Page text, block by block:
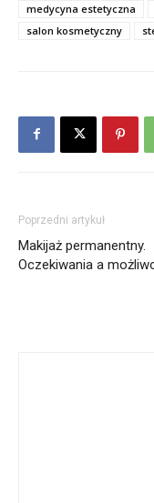
medycyna estetyczna
salon kosmetyczny
Poprzedni artykuł
Makijaż permanentny.
Oczekiwania a